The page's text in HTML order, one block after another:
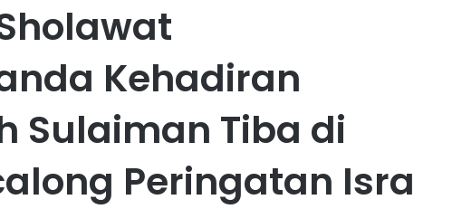
Kehadiran
Sulaiman Tiba di
Peringatan Isra